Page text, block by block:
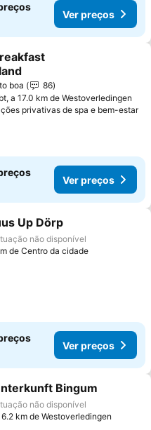
Ver preços
aos favoritos
boa
86
a 17.0 km de Westoverledingen
privativas de spa e bem-estar
Ver preços
aos favoritos
Up Dörp
não disponível
de Centro da cidade
Ver preços
aos favoritos
Bingum
não disponível
6.2 km de Westoverledingen